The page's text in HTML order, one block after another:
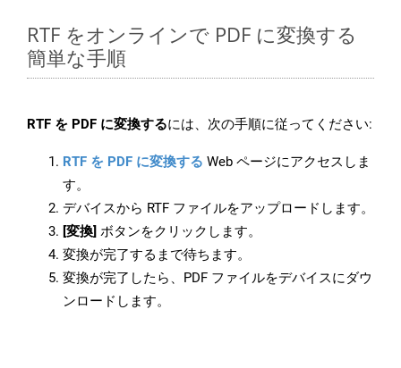
RTF をオンラインで PDF に変換する
簡単な手順
RTF を PDF に変換するには、次の手順に従ってください:
RTF を PDF に変換する Web ページにアクセスしま
す。
デバイスから RTF ファイルをアップロードします。
[変換] ボタンをクリックします。
変換が完了するまで待ちます。
変換が完了したら、PDF ファイルをデバイスにダウ
ンロードします。